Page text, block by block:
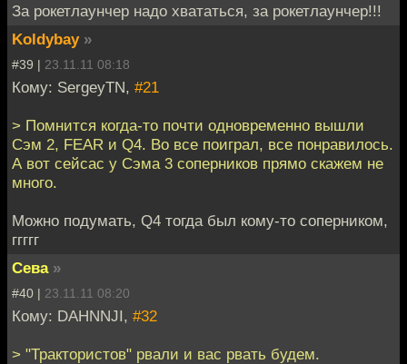
За рокетлаунчер надо хвататься, за рокетлаунчер!!!
Koldybay »
#39 | 23.11.11 08:18
Кому: SergeyTN, #21
> Помнится когда-то почти одновременно вышли
Сэм 2, FEAR и Q4. Во все поиграл, все понравилось.
А вот сейсас у Сэма 3 соперников прямо скажем не
много.
Можно подумать, Q4 тогда был кому-то соперником,
ггггг
Сева »
#40 | 23.11.11 08:20
Кому: DAHNNJI, #32
> "Трактористов" рвали и вас рвать будем.